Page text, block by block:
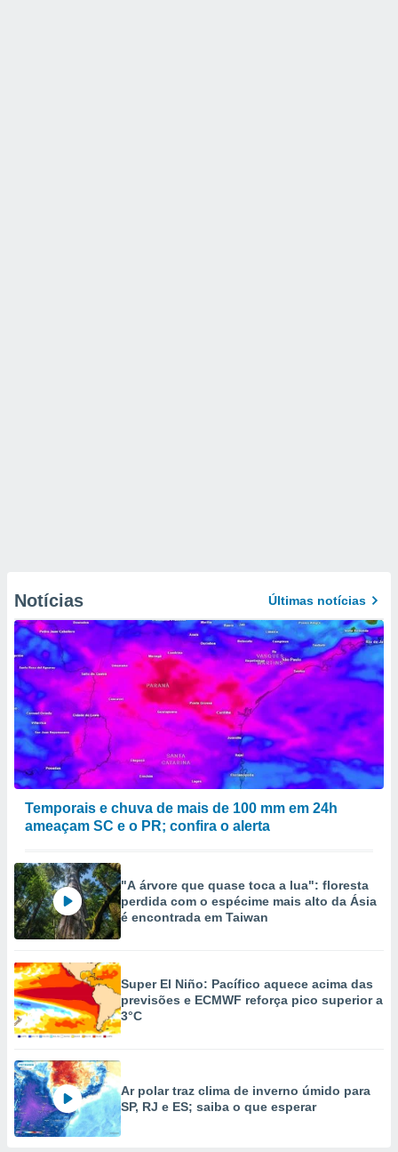
Notícias Últimas notícias
Temporais e chuva de mais de 100 mm em 24h
ameaçam SC e o PR; confira o alerta
"A árvore que quase toca a lua": floresta
perdida com o espécime mais alto da Ásia
é encontrada em Taiwan
Super El Niño: Pacífico aquece acima das
previsões e ECMWF reforça pico superior a
3°C
Ar polar traz clima de inverno úmido para
SP, RJ e ES; saiba o que esperar